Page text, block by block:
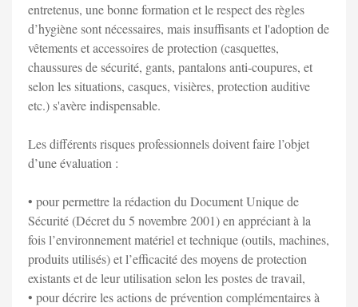
entretenus, une bonne formation et le respect des règles
d’hygiène sont nécessaires, mais insuffisants et l'adoption de
vêtements et accessoires de protection (casquettes,
chaussures de sécurité, gants, pantalons anti-coupures, et
selon les situations, casques, visières, protection auditive
etc.) s'avère indispensable.
Les différents risques professionnels doivent faire l’objet
d’une évaluation :
• pour permettre la rédaction du Document Unique de
Sécurité (Décret du 5 novembre 2001) en appréciant à la
fois l’environnement matériel et technique (outils, machines,
produits utilisés) et l’efficacité des moyens de protection
existants et de leur utilisation selon les postes de travail,
• pour décrire les actions de prévention complémentaires à